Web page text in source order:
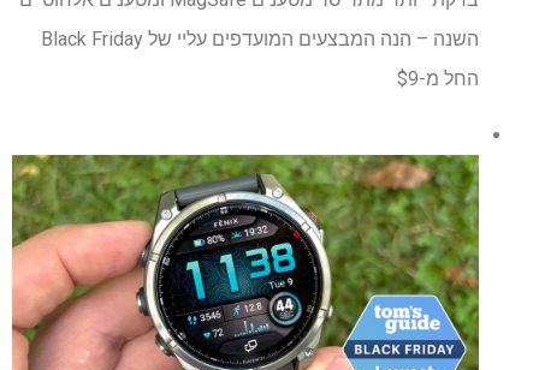
השנה – הנה המבצעים המועדפים עליי של Black Friday
החל מ-$9